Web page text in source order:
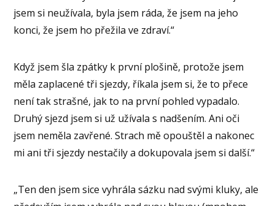
jsem si neužívala, byla jsem ráda, že jsem na jeho
konci, že jsem ho přežila ve zdraví.“
Když jsem šla zpátky k první plošině, protože jsem
měla zaplacené tři sjezdy, říkala jsem si, že to přece
není tak strašné, jak to na první pohled vypadalo.
Druhý sjezd jsem si už užívala s nadšením. Ani oči
jsem neměla zavřené. Strach mě opouštěl a nakonec
mi ani tři sjezdy nestačily a dokupovala jsem si další.“
„Ten den jsem sice vyhrála sázku nad svými kluky, ale